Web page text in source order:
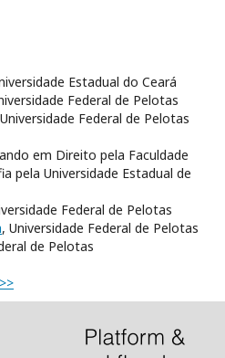
Estadual do Ceará
Federal de Pelotas
Federal de Pelotas
em Direito pela Faculdade
pela Universidade Estadual de
Federal de Pelotas
, Universidade Federal de Pelotas
de Pelotas
>>